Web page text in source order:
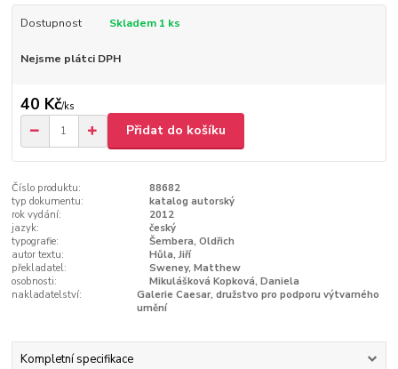
Dostupnost Skladem 1 ks
Nejsme plátci DPH
40 Kč/ks
Přidat do košíku
Číslo produktu:
88682
typ dokumentu:
katalog autorský
rok vydání:
2012
jazyk:
český
typografie:
Šembera, Oldřich
autor textu:
Hůla, Jiří
překladatel:
Sweney, Matthew
osobnosti:
Mikulášková Kopková, Daniela
nakladatelství:
Galerie Caesar, družstvo pro podporu výtvarného
umění
Kompletní specifikace